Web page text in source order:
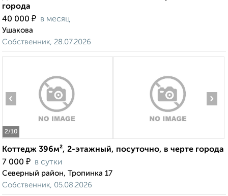
города
40 000 ₽ в месяц
Ушакова
Собственник, 28.07.2026
2/10
‹ ›
Коттедж 396м², 2-этажный, посуточно, в черте города
7 000 ₽ в сутки
Северный район, Тропинка 17
Собственник, 05.08.2026